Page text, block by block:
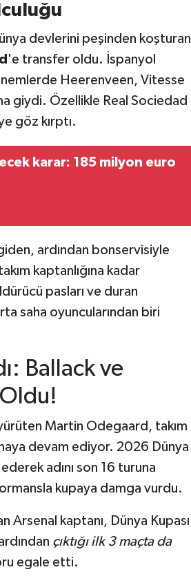
devlerini peşinden koşturan
'e transfer oldu. İspanyol
Heerenveen, Vitesse
giydi. Özellikle Real Sociedad
göz kırptı.
karar: 185 milyon euro
ardından bonservisiyle
kaptanlığına kadar
pasları ve duran
saha oyuncularından biri
Ballack ve
Martin Odegaard, takım
devam ediyor. 2026 Dünya
adını son 16 turuna
kupaya damga vurdu.
Arsenal kaptanı, Dünya Kupası
çıktığı ilk 3 maçta da
egale etti.